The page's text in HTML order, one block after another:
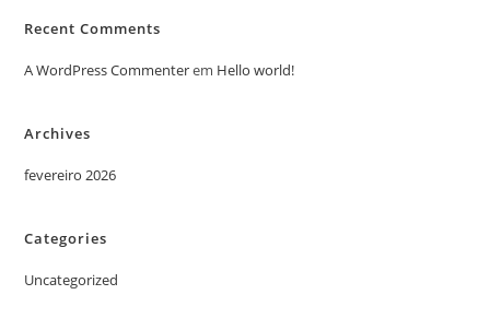
Recent Comments
A WordPress Commenterem Hello world!
Archives
fevereiro 2026
Categories
Uncategorized